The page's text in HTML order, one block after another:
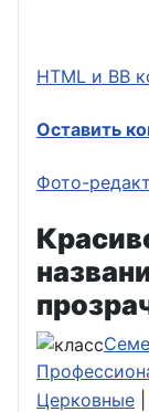
HTML и BB
Оставить
Фото-
Церковные